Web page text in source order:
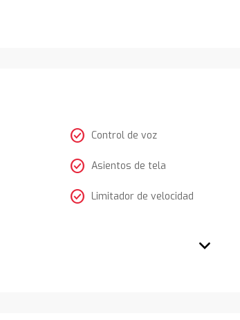
check_circle Control de voz
check_circle Asientos de tela
check_circle Limitador de velocidad